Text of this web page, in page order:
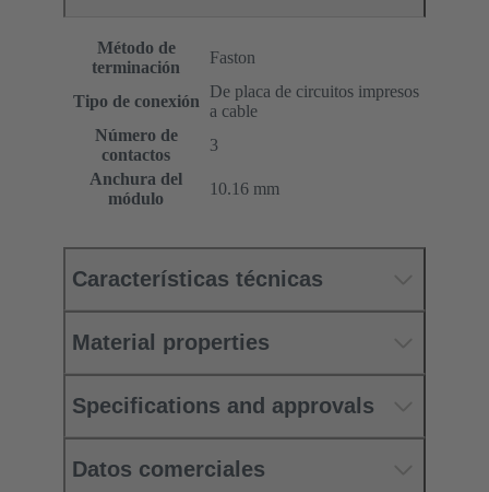
Método de
terminación
Faston
Tipo de conexión
De placa de circuitos impresos
a cable
Número de
contactos
3
Anchura del
módulo
10.16 mm
Características técnicas
Material properties
Specifications and approvals
Datos comerciales